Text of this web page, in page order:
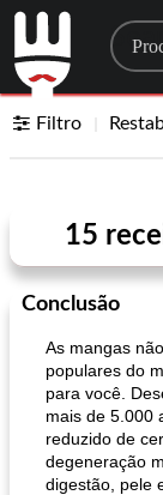
Filtro
15
Conclusão
As mangas
populares do
para você.
mais de 5.000
reduzido de
degeneração
digestão, pele